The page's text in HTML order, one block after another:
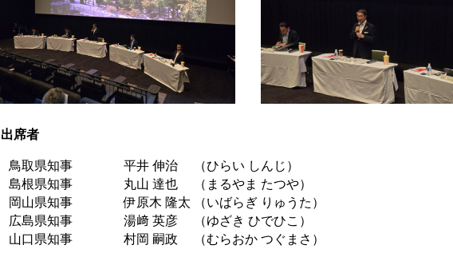
出席者
鳥取県知事 平井 伸治 （ひらい しんじ）
島根県知事 丸山 達也 （まるやま たつや）
岡山県知事 伊原木 隆太 （いばらぎ りゅうた）
広島県知事 湯﨑 英彦 （ゆざき ひでひこ）
山口県知事 村岡 嗣政 （むらおか つぐまさ）